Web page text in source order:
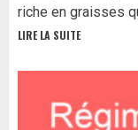
riche en graisses
LIRE LA SUITE